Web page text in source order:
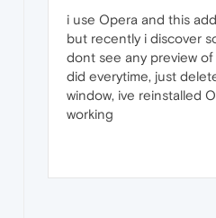
i use Opera and this
but recently i discover
dont see any preview
did everytime, just
window, ive reinstalled
working